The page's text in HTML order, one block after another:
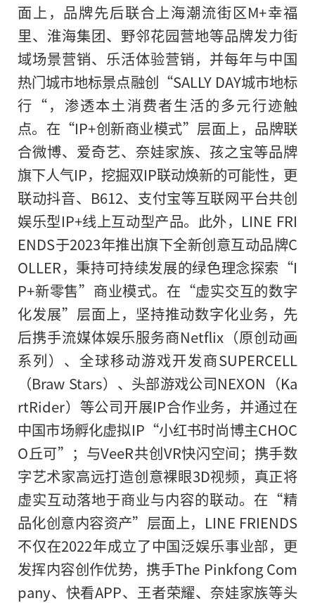
面上，品牌先后联合上海潮流街区M+幸福
里、淮海集团、野邻花园营地等品牌发力街
域场景营销、乐活体验营销，并每年与中国
热门城市地标景点融创“SALLY DAY城市地标
行“，渗透本土消费者生活的多元行迹触
点。在“IP+创新商业模式”层面上，品牌联
合微博、爱奇艺、奈娃家族、孩之宝等品牌
旗下人气IP，挖掘双IP联动焕新的可能性，更
联动抖音、B612、支付宝等互联网平台共创
娱乐型IP+线上互动型产品。此外，LINE FRI
ENDS于2023年推出旗下全新创意互动品牌C
OLLER，秉持可持续发展的绿色理念探索“I
P+新零售”商业模式。在“虚实交互的数字
化发展”层面上，坚持推动数字化业务，先
后携手流媒体娱乐服务商Netflix（原创动画
系列）、全球移动游戏开发商SUPERCELL
（Braw Stars）、头部游戏公司NEXON（Ka
rtRider）等公司开展IP合作业务，并通过在
中国市场孵化虚拟IP“小红书时尚博主CHOC
O丘可”；与VeeR共创VR快闪空间；携手数
字艺术家高远打造创意裸眼3D视频，真正将
虚实互动落地于商业与内容的联动。在“精
品化创意内容资产”层面上，LINE FRIENDS
不仅在2022年成立了中国泛娱乐事业部，更
发挥内容创作优势，携手The Pinkfong Com
pany、快看APP、王者荣耀、奈娃家族等头